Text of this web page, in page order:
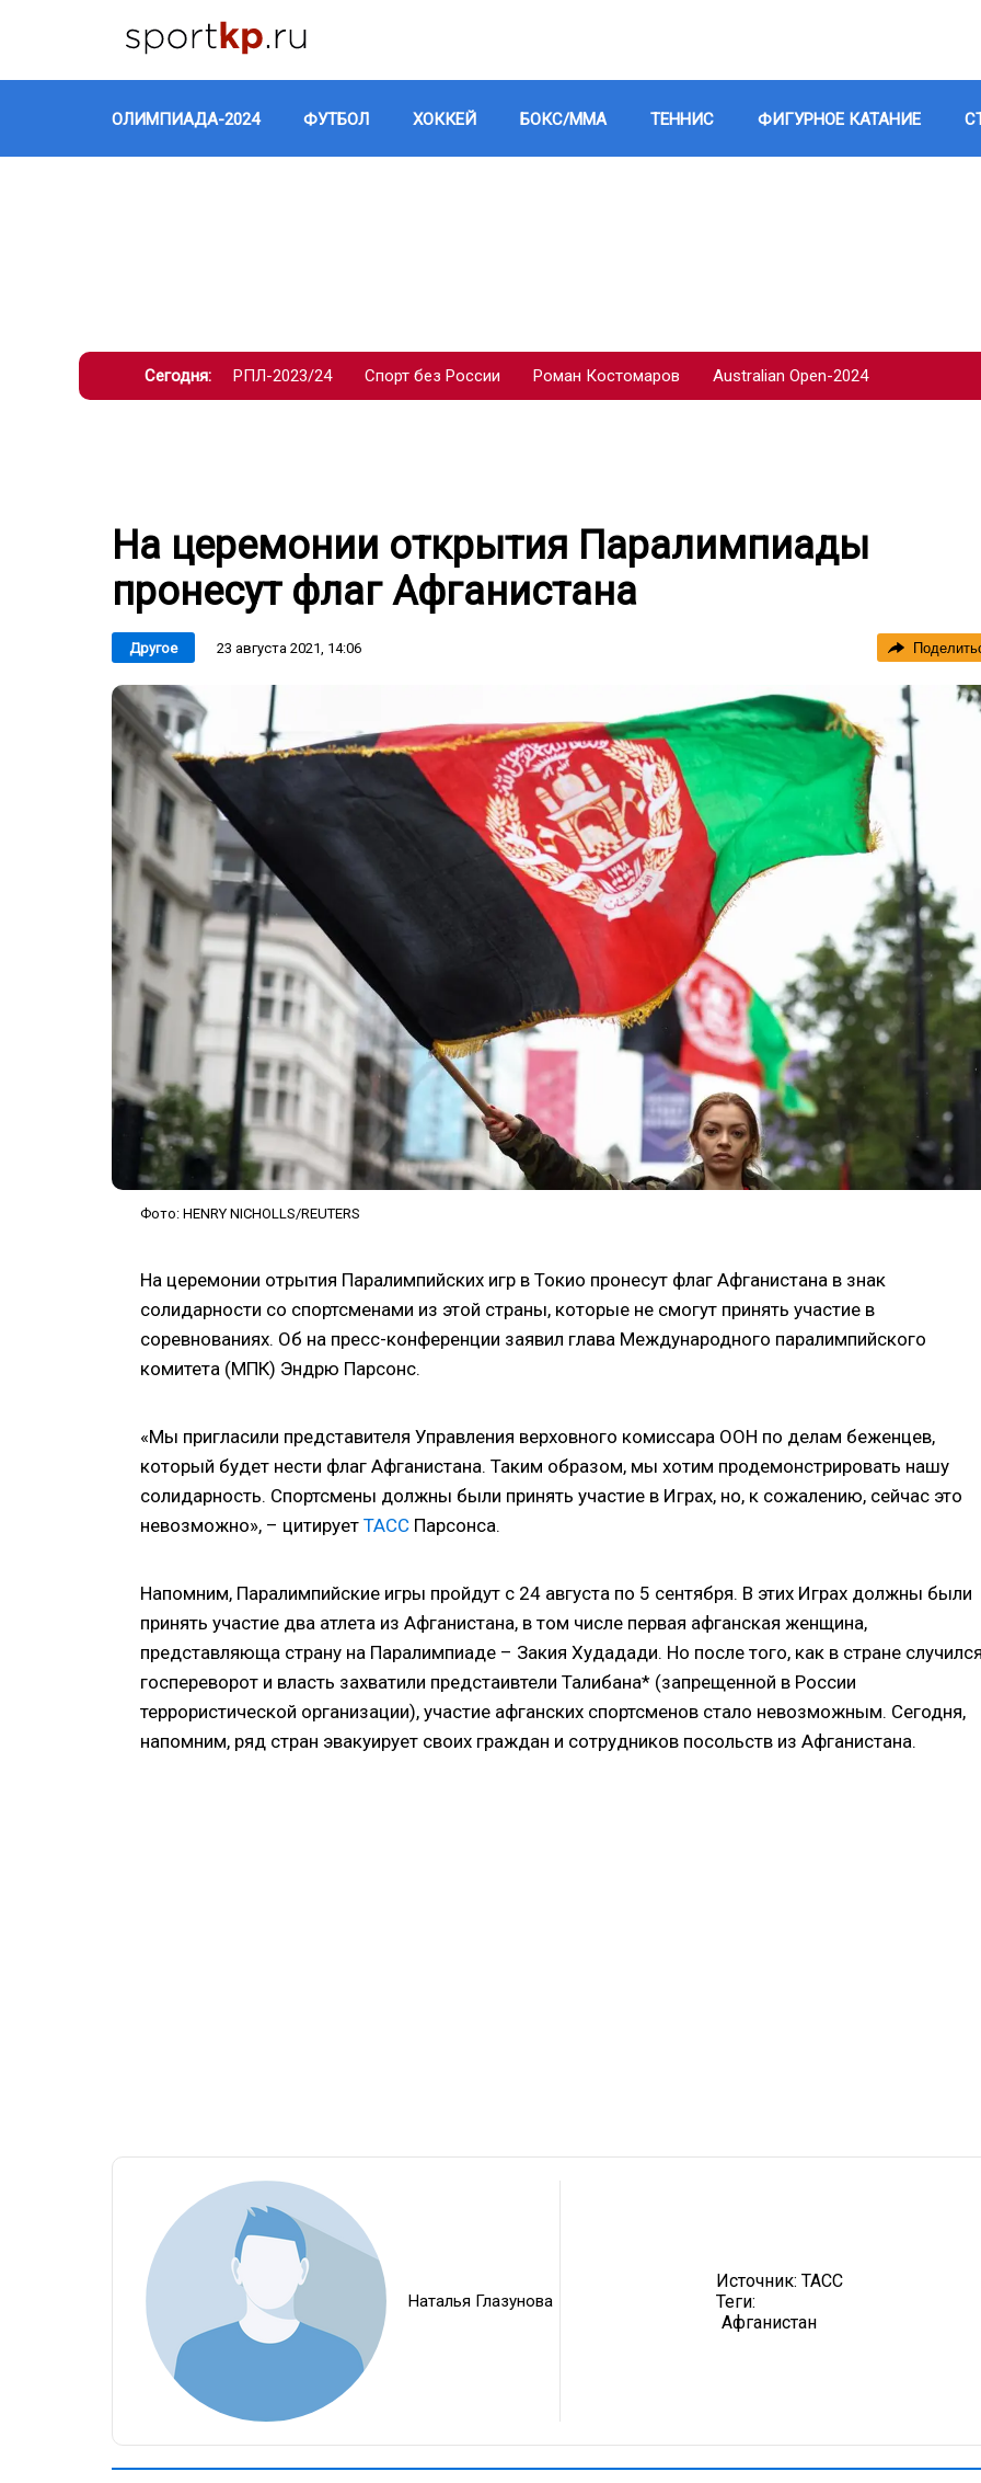
ОЛИМПИАДА-2024 ФУТБОЛ ХОККЕЙ БОКС/ММА ТЕННИС ФИГУРНОЕ КАТАНИЕ
Сегодня: РПЛ-2023/24 Спорт без России Роман Костомаров Australian Open-2024
На церемонии открытия Паралимпиады
пронесут флаг Афганистана
Другое 23 августа 2021, 14:06
Фото: HENRY NICHOLLS/REUTERS
На церемонии отрытия Паралимпийских игр в Токио пронесут флаг Афганистана в знак
солидарности со спортсменами из этой страны, которые не смогут принять участие в
соревнованиях. Об на пресс-конференции заявил глава Международного паралимпийского
комитета (МПК) Эндрю Парсонс.
«Мы пригласили представителя Управления верховного комиссара ООН по делам беженцев,
который будет нести флаг Афганистана. Таким образом, мы хотим продемонстрировать нашу
солидарность. Спортсмены должны были принять участие в Играх, но, к сожалению, сейчас это
невозможно», – цитирует ТАСС Парсонса.
Напомним, Паралимпийские игры пройдут с 24 августа по 5 сентября. В этих Играх должны были
принять участие два атлета из Афганистана, в том числе первая афганская женщина,
представляюща страну на Паралимпиаде – Закия Худадади. Но после того, как в стране
госпереворот и власть захватили предстаивтели Талибана* (запрещенной в России
террористической организации), участие афганских спортсменов стало невозможным. Сегодня,
напомним, ряд стран эвакуирует своих граждан и сотрудников посольств из Афганистана.
Наталья Глазунова
Источник: ТАСС
Теги:
Афганистан